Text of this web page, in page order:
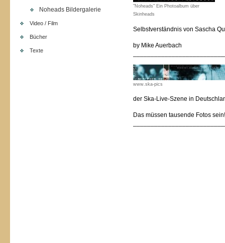
Noheads Bildergalerie
Video / Film
Bücher
Texte
"Noheads" Ein Photoalbum über
Skinheads
Selbstverständnis von Sascha
by Mike Auerbach
www.ska-pics
der Ska-Live-Szene in
Das müssen tausende Fotos